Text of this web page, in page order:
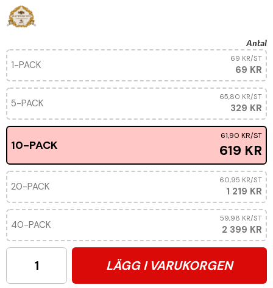
Antal
1-PACK 69 KR
69 KR/ST
5-PACK 329 KR
65,80 KR/ST
10-PACK 619 KR
61,90 KR/ST
20-PACK 1 219 KR
60,95 KR/ST
40-PACK 2 399 KR
59,98 KR/ST
LÄGG I VARUKORGEN